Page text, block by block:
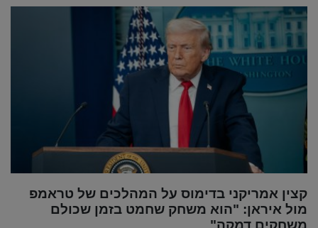
קצין אמריקני בדימוס על המהלכים של טראמפ
מול איראן: "הוא משחק שחמט בזמן שכולם
משחקים דמקה"